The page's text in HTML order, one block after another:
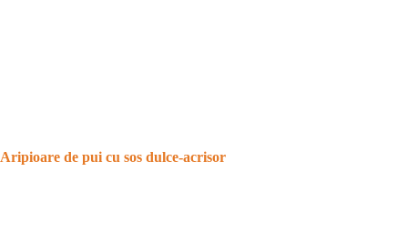
Aripioare de pui cu sos dulce-acrisor